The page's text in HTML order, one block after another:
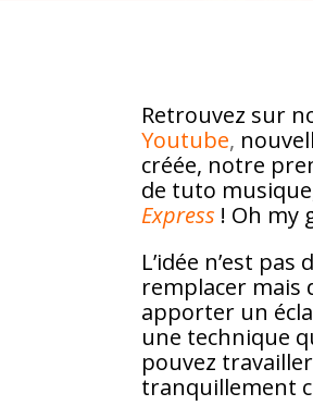
Retrouvez sur
Youtube,
créée, notre
de tuto
Express ! Oh my
L’idée n’est pas
remplacer mais
apporter un
une technique
pouvez travailler
tranquillement